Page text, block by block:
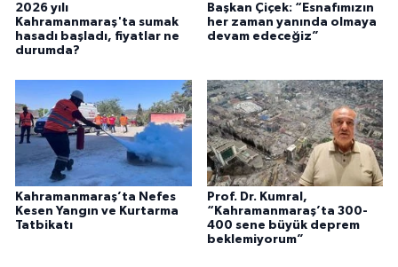
2026 yılı
Kahramanmaraş'ta sumak
hasadı başladı, fiyatlar ne
durumda?
Başkan Çiçek: “Esnafımızın
her zaman yanında olmaya
devam edeceğiz”
Kahramanmaraş’ta Nefes
Kesen Yangın ve Kurtarma
Tatbikatı
Prof. Dr. Kumral,
“Kahramanmaraş’ta 300-
400 sene büyük deprem
beklemiyorum”